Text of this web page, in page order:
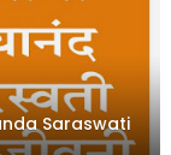
Saraswati